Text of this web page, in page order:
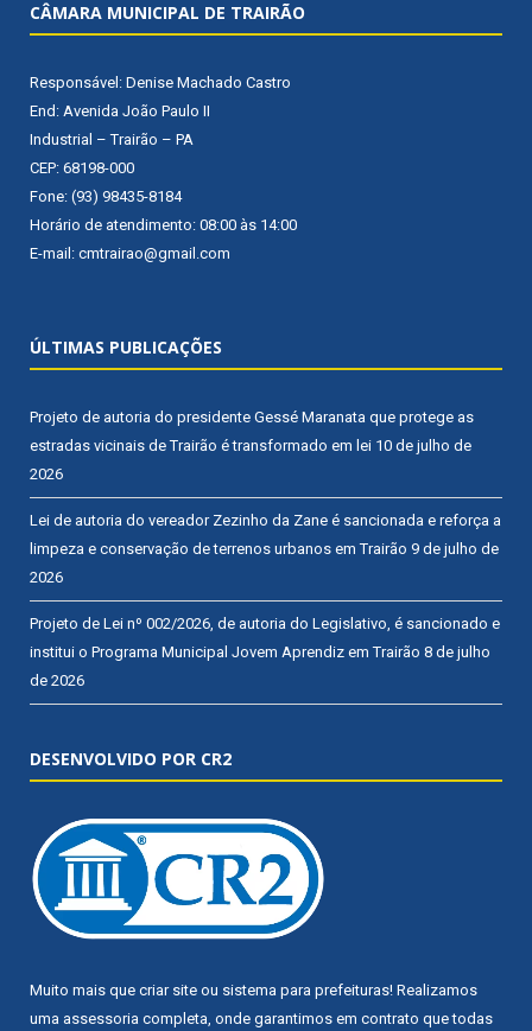
CÂMARA MUNICIPAL DE TRAIRÃO
Responsável: Denise Machado Castro
End: Avenida João Paulo II
Industrial – Trairão – PA
CEP: 68198-000
Fone: (93) 98435-8184
Horário de atendimento: 08:00 às 14:00
E-mail: cmtrairao@gmail.com
ÚLTIMAS PUBLICAÇÕES
Projeto de autoria do presidente Gessé Maranata que protege as
estradas vicinais de Trairão é transformado em lei 10 de julho de
2026
Lei de autoria do vereador Zezinho da Zane é sancionada e reforça a
limpeza e conservação de terrenos urbanos em Trairão 9 de julho de
2026
Projeto de Lei nº 002/2026, de autoria do Legislativo, é sancionado e
institui o Programa Municipal Jovem Aprendiz em Trairão 8 de julho
de 2026
DESENVOLVIDO POR CR2
Muito mais que criar site ou sistema para prefeituras! Realizamos
uma assessoria completa, onde garantimos em contrato que todas